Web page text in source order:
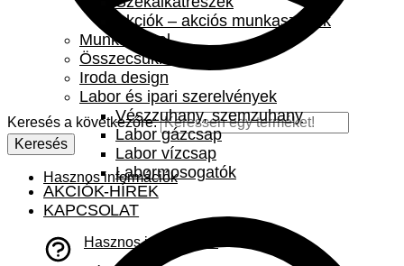
Keresés a következőre:
Keresés
Hasznos információk
Akciók – akciós munkaszékek
Munkaasztal
Összecsukható asztal
Iroda design
Labor és ipari szerelvények
Vészzuhany, szemzuhany
Labor gázcsap
Labor vízcsap
Labormosogatók
AKCIÓK-HÍREK
KAPCSOLAT
Hasznos információk